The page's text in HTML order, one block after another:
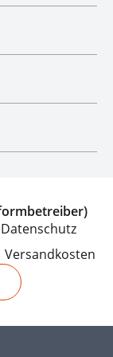
Datenschutz
Versandkosten